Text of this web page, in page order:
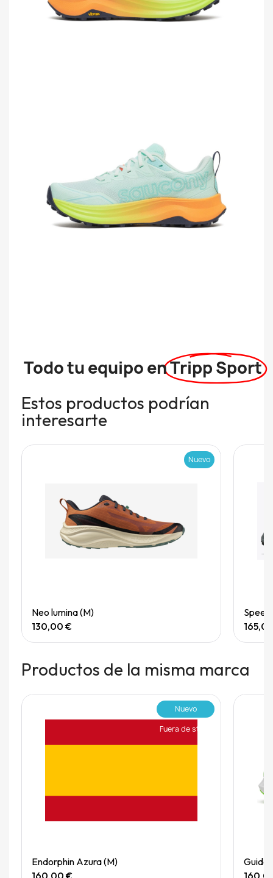
Todo tu equipo enTripp Sport
Estos productos podrían
interesarte
Nuevo
Neo lumina (M)
130,00 €
Productos de la misma marca
Quick View
Nuevo
Fuera de stock
Endorphin Azura (M)
Guide